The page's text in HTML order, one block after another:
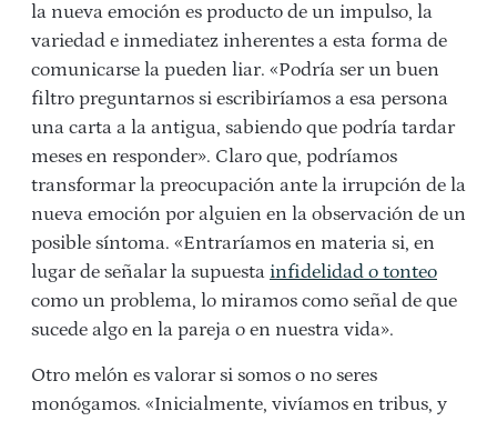
la nueva emoción es producto de un impulso, la
variedad e inmediatez inherentes a esta forma de
comunicarse la pueden liar. «Podría ser un buen
filtro preguntarnos si escribiríamos a esa persona
una carta a la antigua, sabiendo que podría tardar
meses en responder». Claro que, podríamos
transformar la preocupación ante la irrupción de la
nueva emoción por alguien en la observación de un
posible síntoma. «Entraríamos en materia si, en
lugar de señalar la supuesta infidelidad o tonteo
como un problema, lo miramos como señal de que
sucede algo en la pareja o en nuestra vida».
Otro melón es valorar si somos o no seres
monógamos. «Inicialmente, vivíamos en tribus, y